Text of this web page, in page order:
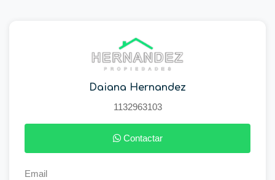
Daiana Hernandez
1132963103
Contactar
Email